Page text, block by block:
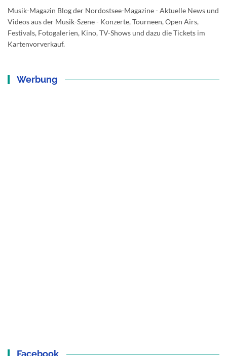
Musik-Magazin Blog der Nordostsee-Magazine - Aktuelle News und
Videos aus der Musik-Szene - Konzerte, Tourneen, Open Airs,
Festivals, Fotogalerien, Kino, TV-Shows und dazu die Tickets im
Kartenvorverkauf.
Werbung
Facebook